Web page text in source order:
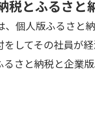
税とふるさと
、個人版ふるさと
をしてその社員が
るさと納税と企業